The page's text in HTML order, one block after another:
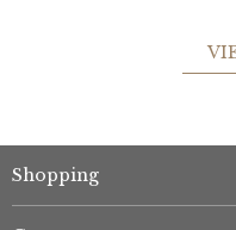
Shopping